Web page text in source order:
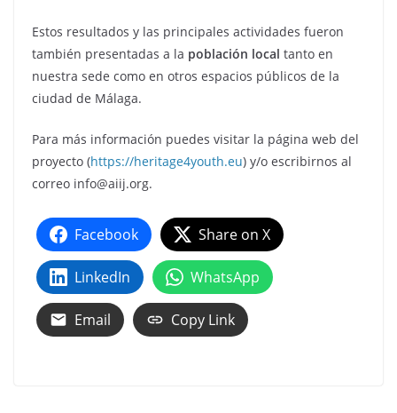
Estos resultados y las principales actividades fueron
también presentadas a la población local tanto en
nuestra sede como en otros espacios públicos de la
ciudad de Málaga.
Para más información puedes visitar la página web del
proyecto (https://heritage4youth.eu) y/o escribirnos al
correo info@aiij.org.
Facebook Share on X
LinkedIn WhatsApp
Email Copy Link